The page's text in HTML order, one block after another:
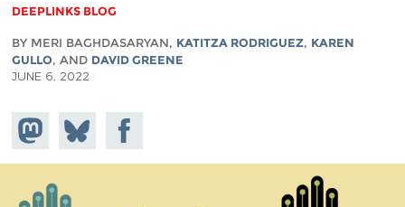
DEEPLINKS BLOG
BY MERI BAGHDASARYAN, KATITZA RODRIGUEZ, KAREN
GULLO, AND DAVID GREENE
JUNE 6, 2022
Share on
Mastodon
Share
on
Bluesky
Share on
Facebook